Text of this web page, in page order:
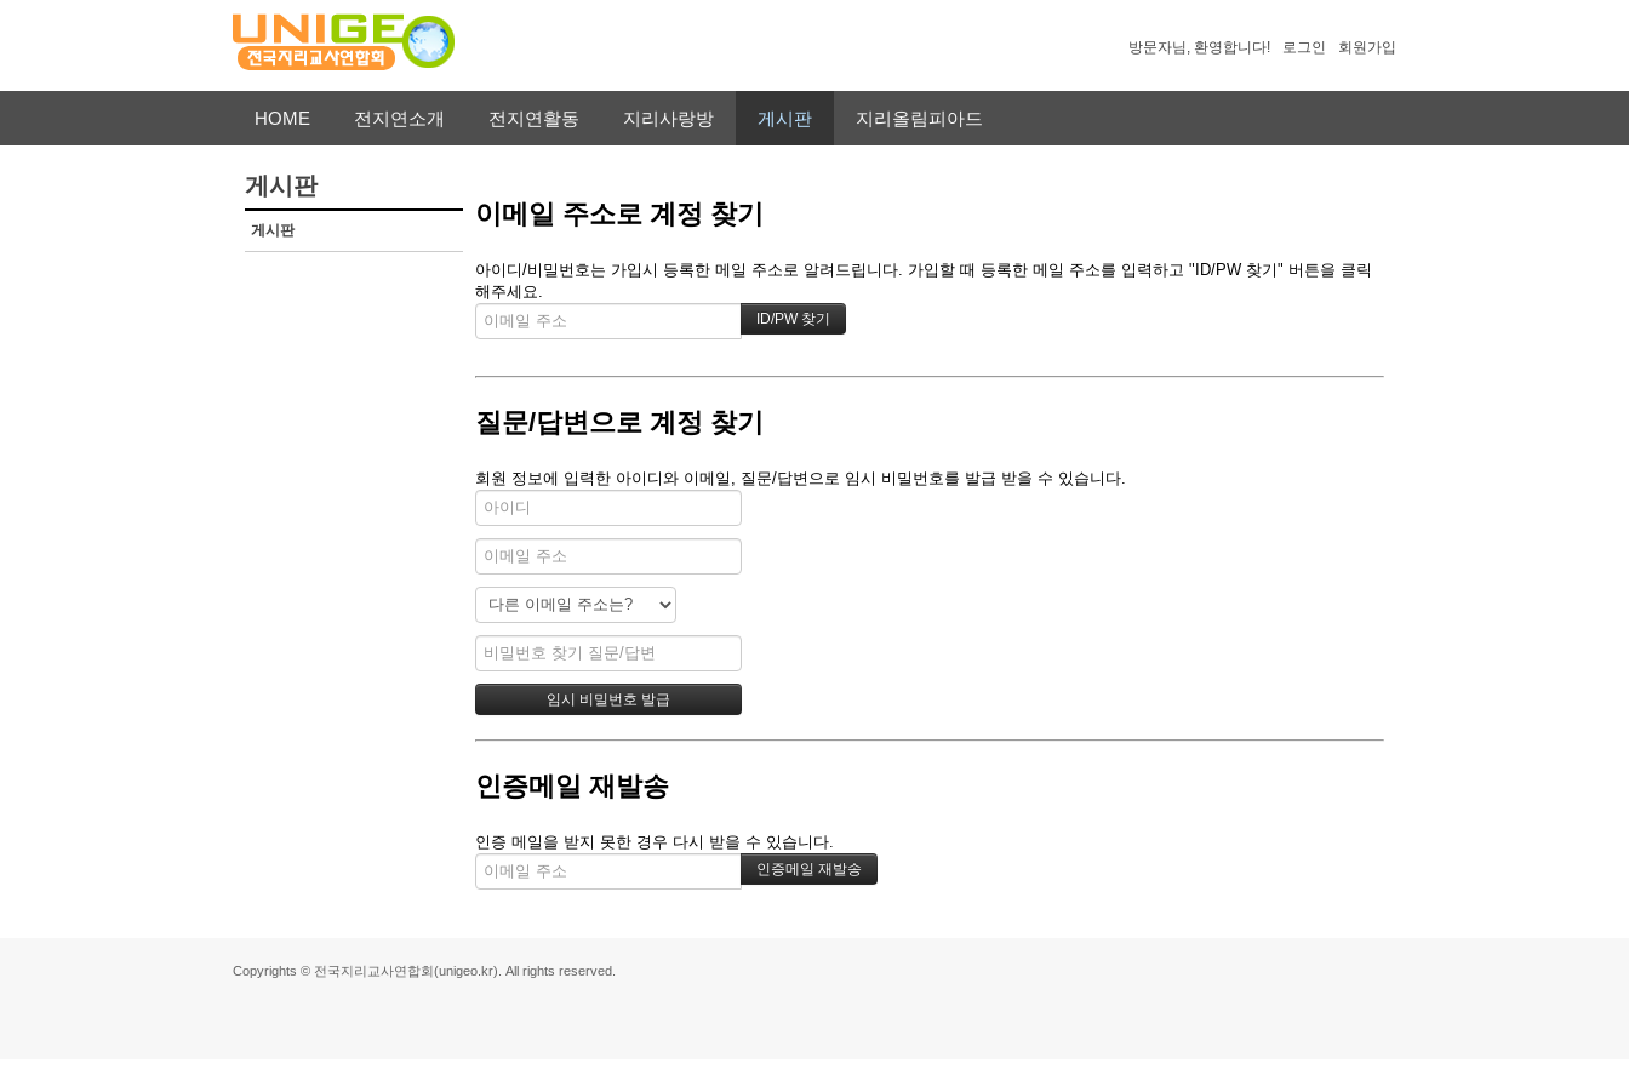
방문자님, 환영합니다! 로그인 회원가입
HOME 전지연소개 전지연활동 지리사랑방 게시판 지리올림피아드
게시판
게시판
이메일 주소로 계정 찾기
아이디/비밀번호는 가입시 등록한 메일 주소로 알려드립니다. 가입할 때 등록한 메일 주소를 입력하고 "ID/PW 찾기" 버튼을 클릭
해주세요.
질문/답변으로 계정 찾기
회원 정보에 입력한 아이디와 이메일, 질문/답변으로 임시 비밀번호를 발급 받을 수 있습니다.
인증메일 재발송
인증 메일을 받지 못한 경우 다시 받을 수 있습니다.
Copyrights © 전국지리교사연합회(unigeo.kr). All rights reserved.